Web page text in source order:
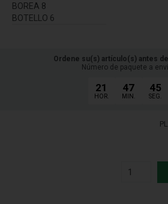
BOREA 8
BOTELLO 6
Ordene su(s) artículo(s) antes
Número de paquete a
21
HOR.
47
MIN.
45
SEG.